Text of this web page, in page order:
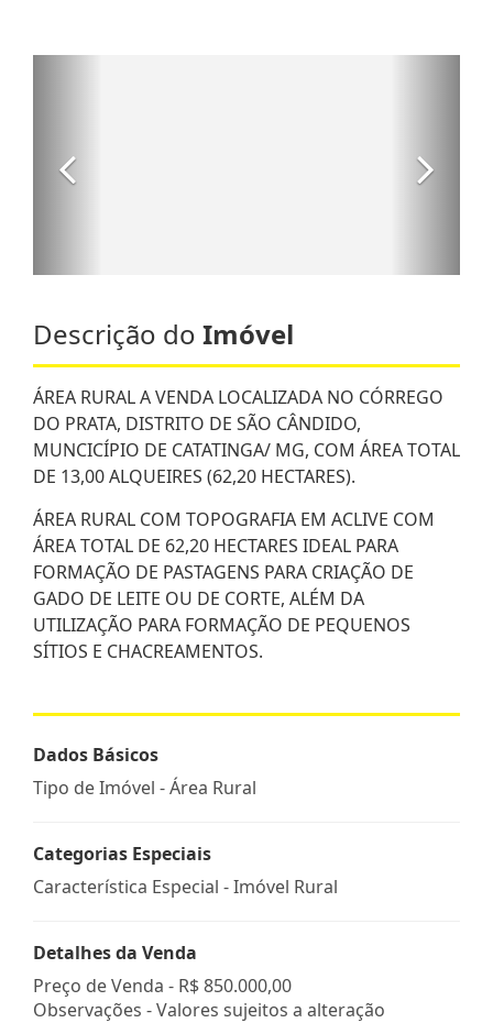
Descrição do Imóvel
ÁREA RURAL A VENDA LOCALIZADA NO CÓRREGO
DO PRATA, DISTRITO DE SÃO CÂNDIDO,
MUNCICÍPIO DE CATATINGA/ MG, COM ÁREA TOTAL
DE 13,00 ALQUEIRES (62,20 HECTARES).
ÁREA RURAL COM TOPOGRAFIA EM ACLIVE COM
ÁREA TOTAL DE 62,20 HECTARES IDEAL PARA
FORMAÇÃO DE PASTAGENS PARA CRIAÇÃO DE
GADO DE LEITE OU DE CORTE, ALÉM DA
UTILIZAÇÃO PARA FORMAÇÃO DE PEQUENOS
SÍTIOS E CHACREAMENTOS.
Dados Básicos
Tipo de Imóvel - Área Rural
Categorias Especiais
Característica Especial - Imóvel Rural
Detalhes da Venda
Preço de Venda - R$ 850.000,00
Observações - Valores sujeitos a alteração